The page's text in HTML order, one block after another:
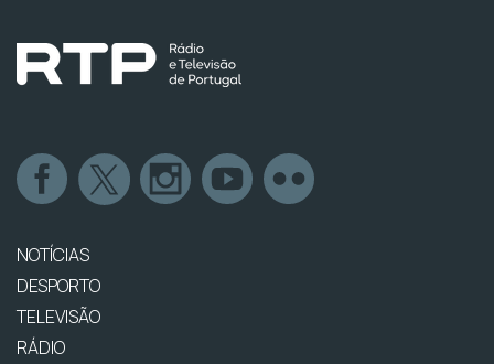
NOTÍCIAS
DESPORTO
TELEVISÃO
RÁDIO